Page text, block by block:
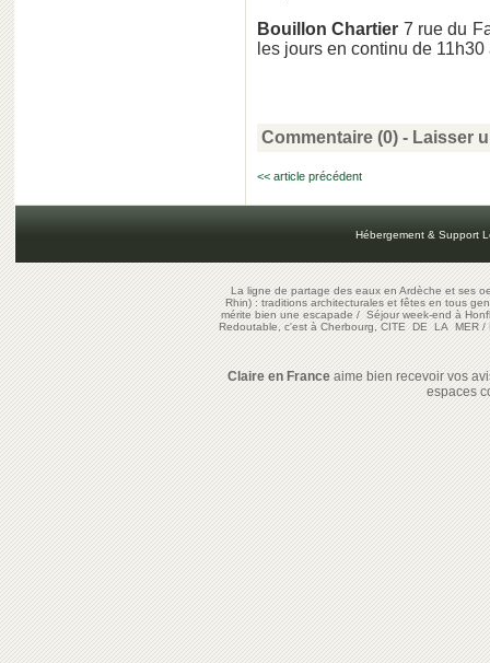
Bouillon Chartier 7 rue du
les jours en continu de
Commentaire (0) - Laisser
<< article précédent
Hébergement & Support
La ligne de partage des eaux en Ardèche et ses
Rhin) : traditions architecturales et fêtes en tous
mérite bien une escapade/Séjour week-end à
Redoutable, c'est à Cherbourg, CITE DE LA MER/
Claire en Franceaime bien recevoir vos
espaces